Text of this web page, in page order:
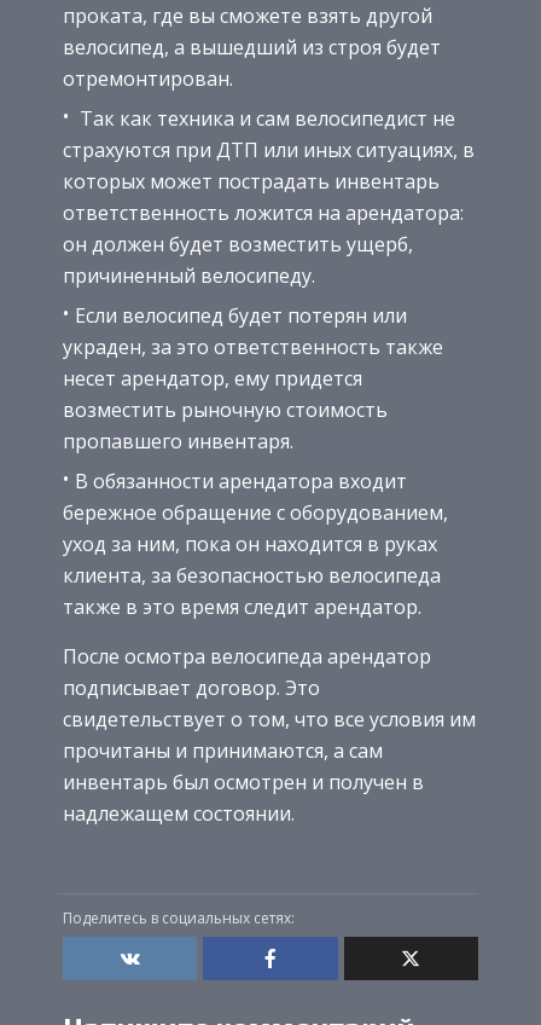
проката, где вы сможете взять другой
велосипед, а вышедший из строя будет
отремонтирован.
Так как техника и сам велосипедист не
страхуются при ДТП или иных ситуациях, в
которых может пострадать инвентарь
ответственность ложится на арендатора:
он должен будет возместить ущерб,
причиненный велосипеду.
Если велосипед будет потерян или
украден, за это ответственность также
несет арендатор, ему придется
возместить рыночную стоимость
пропавшего инвентаря.
В обязанности арендатора входит
бережное обращение с оборудованием,
уход за ним, пока он находится в руках
клиента, за безопасностью велосипеда
также в это время следит арендатор.
После осмотра велосипеда арендатор
подписывает договор. Это
свидетельствует о том, что все условия им
прочитаны и принимаются, а сам
инвентарь был осмотрен и получен в
надлежащем состоянии.
Поделитесь в социальных сетях: